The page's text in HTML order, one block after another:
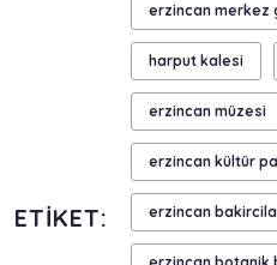
ETIKET:
erzincan merkez
harput kalesi
erzincan müzesi
erzincan kültür
erzincan